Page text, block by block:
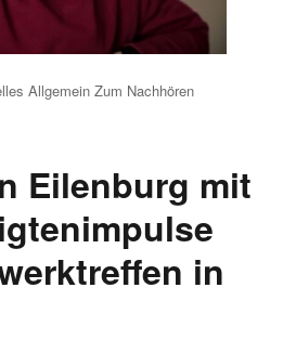
Allgemein Zum Nachhören
Eilenburg mit
in